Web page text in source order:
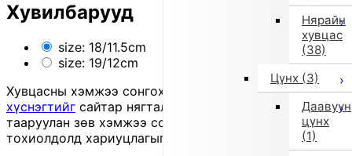
Нярайн
хувцас
(38)
Цүнх (3)
Даавуун
цүнх
(1)
Хувилбарууд
size: 18/11.5cm
size: 19/12cm
Хувцасны хэмжээ сонгохдоо
хэмжээ сонгох
хүснэгтийг сайтар нягталж, биеийн хэмжээтэйгээ
тааруулан зөв хэмжээ сонгоно уу, хувцас таарахгүй
тохиолдолд хариуцлагыг захиалагч өөрөө хүлээнэ.